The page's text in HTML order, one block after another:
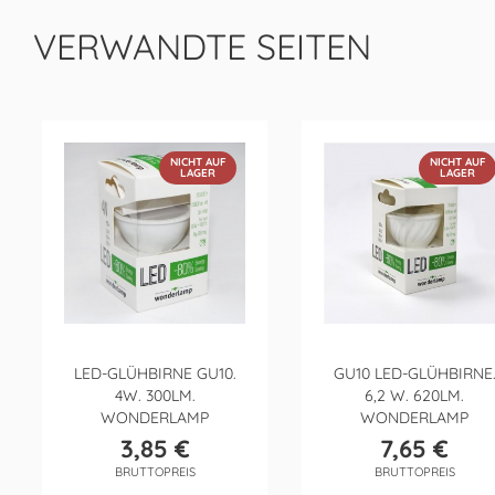
VERWANDTE SEITEN
LED-GLÜHBIRNE GU10.
4W. 300LM.
WONDERLAMP
Preis
3,85 €
BRUTTOPREIS
NICHT AUF
LAGER
GU10 LED-GLÜHBIRNE.
6,2 W. 620LM.
WONDERLAMP
Preis
7,65 €
BRUTTOPREIS
NICHT AUF
LAGER